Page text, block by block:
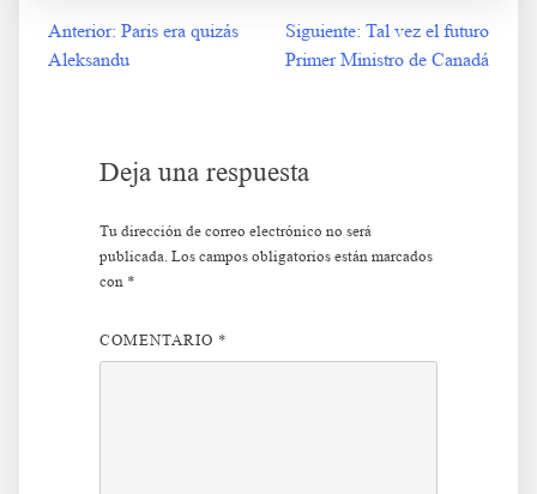
Navegación
Anterior: Paris era quizás
Aleksandu
Siguiente: Tal vez el futuro
Primer Ministro de Canadá
Deja una respuesta
Tu dirección de correo electrónico no será
publicada. Los campos obligatorios están marcados
con *
COMENTARIO *